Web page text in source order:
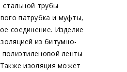
стальной трубы
патрубка и муфты,
соединение. Изделие
из битумно-
ленты
изоляция может